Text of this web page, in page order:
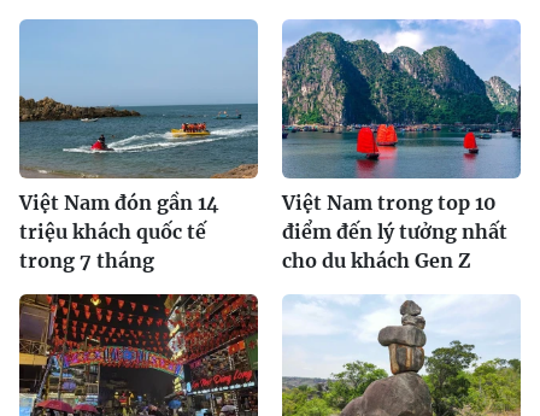
Việt Nam đón gần 14
triệu khách quốc tế
trong 7 tháng
Việt Nam trong top 10
điểm đến lý tưởng nhất
cho du khách Gen Z